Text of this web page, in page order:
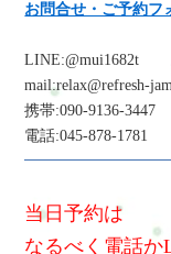
お問合せ・ご予約フ
LINE:@mui1682t
mail:relax@refresh-
携帯:090-9136-3447
電話:045-878-1781
当日予約は
なるべく電話か